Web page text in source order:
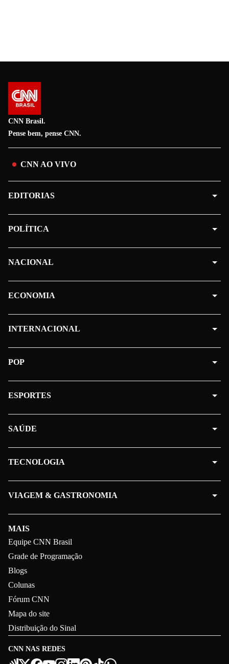
CNN Brasil.
Pense bem, pense CNN.
CNN AO VIVO
CNN NAS REDES
MAIS
Equipe CNN Brasil
Grade de Programação
Blogs
Colunas
Fórum CNN
Mapa do site
Distribuição do Sinal
EDITORIAS
POLÍTICA
NACIONAL
ECONOMIA
INTERNACIONAL
POP
ESPORTES
SAÚDE
TECNOLOGIA
VIAGEM & GASTRONOMIA